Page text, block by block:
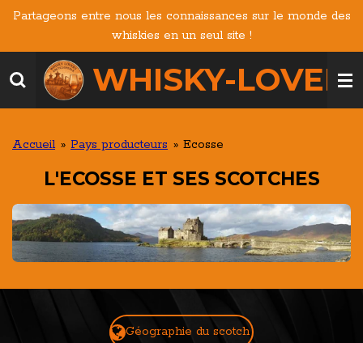
Passer
contenu
principal
WHISKY-
Partageons entre nous les connaissances sur le monde des
whiskies en un seul site !
Accueil » Pays producteurs » Ecosse
L'ECOSSE ET SES SCOTCHES
Géographie du scotch